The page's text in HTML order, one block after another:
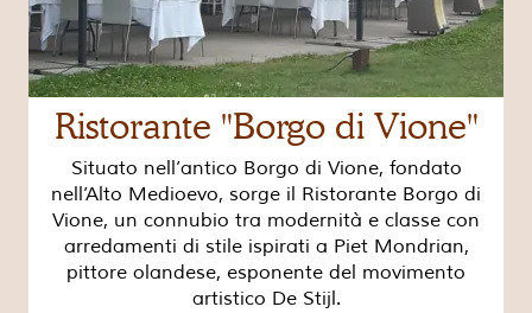
Ristorante "Borgo di Vione"
Situato nell’antico Borgo di Vione, fondato
nell’Alto Medioevo, sorge il Ristorante Borgo di
Vione, un connubio tra modernità e classe con
arredamenti di stile ispirati a Piet Mondrian,
pittore olandese, esponente del movimento
artistico De Stijl.